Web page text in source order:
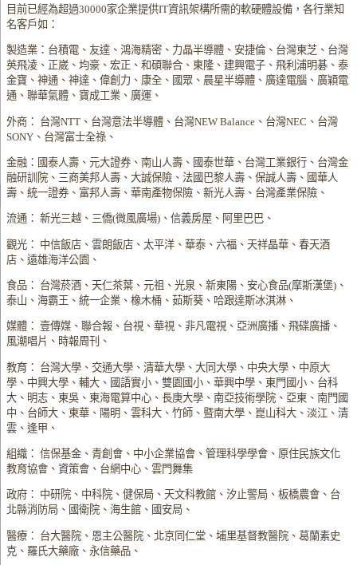
目前已經為超過30000家企業提供IT資訊架構所需的軟硬體設備，各行業知
名客戶如：
製造業：台積電、友達、鴻海精密、力晶半導體、安捷倫、台灣東芝、台灣
英飛凌、正崴、均豪、宏正、和碩聯合、東隆、建興電子、飛利浦明碁、泰
金寶、神通、神達、偉創力、康全、國眾、晨星半導體、廣達電腦、廣穎電
通、聯華氣體、寶成工業、廣運、
外商： 台灣NTT、台灣意法半導體、台灣NEW Balance、台灣NEC、台灣
SONY、台灣富士全祿、
金融：國泰人壽、元大證券、南山人壽、國泰世華、台灣工業銀行、台灣金
融研訓院、三商美邦人壽、大誠保險、法國巴黎人壽、保誠人壽、國華人
壽、統一證券、富邦人壽、華南產物保險、新光人壽、台灣產業保險、
流通： 新光三越、三僑(微風廣場)、信義房屋、阿里巴巴、
觀光： 中信飯店、雲朗飯店、太平洋、華泰、六福、天祥晶華、春天酒
店、遠雄海洋公園、
食品： 台灣菸酒、天仁茶葉、元祖、光泉、新東陽、安心食品(摩斯漢堡)、
泰山、海霸王、統一企業、橡木桶、茹斯葵、哈跟達斯冰淇淋、
媒體： 壹傳媒、聯合報、台視、華視、非凡電視、亞洲廣播、飛碟廣播、
風潮唱片、時報周刊、
教育： 台灣大學、交通大學、清華大學、大同大學、中央大學、中原大
學、中興大學、輔大、國語實小、雙園國小、華興中學、東門國小、台科
大、明志、東吳、東海電算中心、長庚大學、南亞技術學院、亞東、南門國
中、台師大、東華、陽明、雲科大、竹師、暨南大學、崑山科大、淡江、清
雲、逢甲、
組織： 信保基金、青創會、中小企業協會、管理科學學會、原住民族文化
教育協會、資策會、台網中心、雲門舞集
政府： 中研院、中科院、健保局、天文科教館、汐止警局、板橋農會、台
北縣消防局、國衛院、海生館、國安局、
醫療： 台大醫院、恩主公醫院、北京同仁堂、埔里基督教醫院、葛蘭素史
克、羅氏大藥廠、永信藥品、